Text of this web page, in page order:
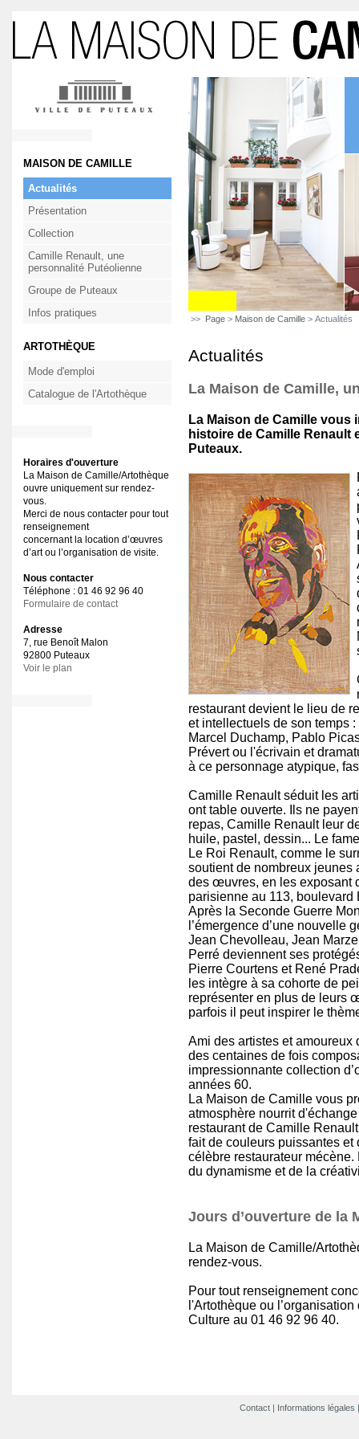
MAISON DE CAMILLE
Actualités
Présentation
Collection
Camille Renault, une
personnalité Putéolienne
Groupe de Puteaux
Infos pratiques
ARTOTHÈQUE
Mode d'emploi
Catalogue de l'Artothèque
Horaires d'ouverture
La Maison de Camille/Artothèque
ouvre uniquement sur rendez-
vous.
Merci de nous contacter pour tout
renseignement
concernant la location d’œuvres
d’art ou l’organisation de visite.
Nous contacter
Téléphone : 01 46 92 96 40
Formulaire de contact
Adresse
7, rue Benoît Malon
92800 Puteaux
Voir le plan
>> Page > Maison de Camille > Actualités
Actualités
La Maison de Camille,
La Maison de Camille vous
histoire de Camille Renault
Puteaux.
restaurant devient le lieu de
et intellectuels de son temps
Marcel Duchamp, Pablo
Prévert ou l'écrivain et
à ce personnage atypique,
Camille Renault séduit les
ont table ouverte. Ils ne
repas, Camille Renault leur
huile, pastel, dessin... Le
Le Roi Renault, comme le
soutient de nombreux jeunes
des œuvres, en les exposant
parisienne au 113, boulevard
Après la Seconde Guerre
l’émergence d’une nouvelle
Jean Chevolleau, Jean
Perré deviennent ses
Pierre Courtens et René
les intègre à sa cohorte de
représenter en plus de leurs
parfois il peut inspirer le
Ami des artistes et
des centaines de fois
impressionnante collection
années 60.
La Maison de Camille vous
atmosphère nourrit
restaurant de Camille
fait de couleurs puissantes
célèbre restaurateur
du dynamisme et de la
Jours d’ouverture de la
La Maison de Camille/
rendez-vous.
Pour tout renseignement
l'Artothèque ou
Culture au 01 46 92 96 40.
Contact| Informations légales